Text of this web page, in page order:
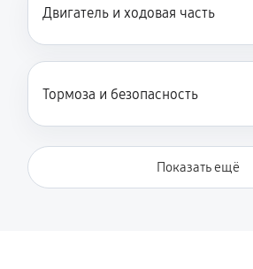
460 руб 60 минут
Двигатель и ходовая часть
Тормоза и безопасность
Показать ещё